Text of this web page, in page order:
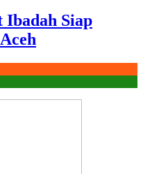
Ibadah Siap